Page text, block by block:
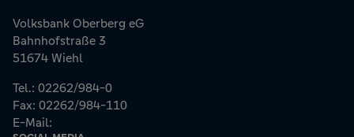
Volksbank Oberberg eG
Bahnhofstraße 3
51674 Wiehl
Tel.: 02262/984-0
Fax: 02262/984-110
E-Mail: